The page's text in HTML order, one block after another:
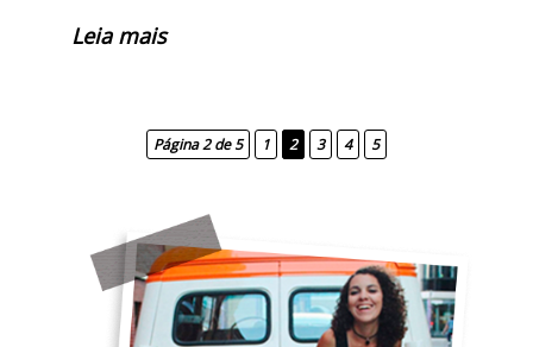
Leia mais
Página 2 de 5 1 2 3 4 5